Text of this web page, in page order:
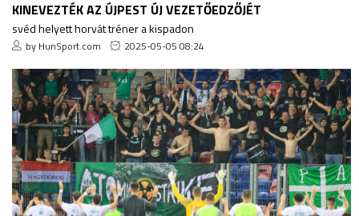
KINEVEZTÉK AZ ÚJPEST ÚJ VEZETŐEDZŐJÉT
svéd helyett horvát tréner a kispadon
by HunSport.com 2025-05-05 08:24